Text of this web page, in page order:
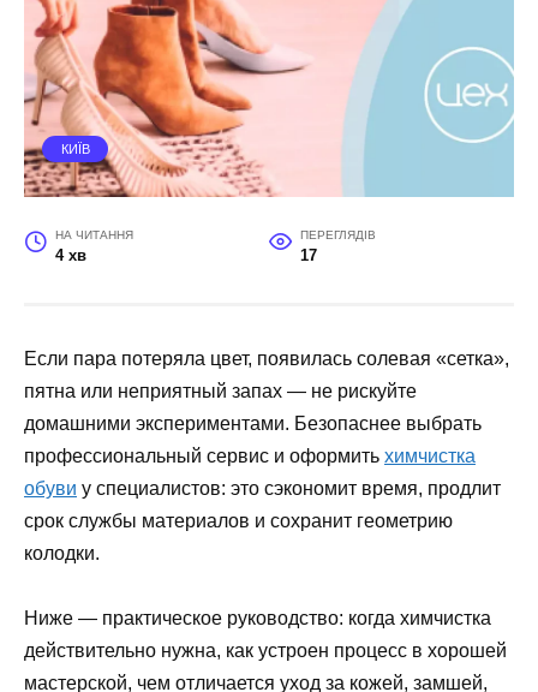
КИЇВ
НА ЧИТАННЯ
4 хв
ПЕРЕГЛЯДІВ
17
Если пара потеряла цвет, появилась солевая «сетка»,
пятна или неприятный запах — не рискуйте
домашними экспериментами. Безопаснее выбрать
профессиональный сервис и оформить химчистка
обуви у специалистов: это сэкономит время, продлит
срок службы материалов и сохранит геометрию
колодки.
Ниже — практическое руководство: когда химчистка
действительно нужна, как устроен процесс в хорошей
мастерской, чем отличается уход за кожей, замшей,